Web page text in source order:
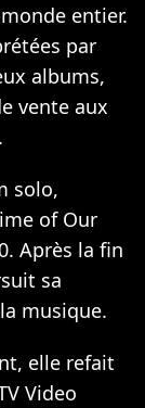
entier.
par
albums,
vente aux
solo,
of Our
Après la fin
sa
musique.
elle refait
Video